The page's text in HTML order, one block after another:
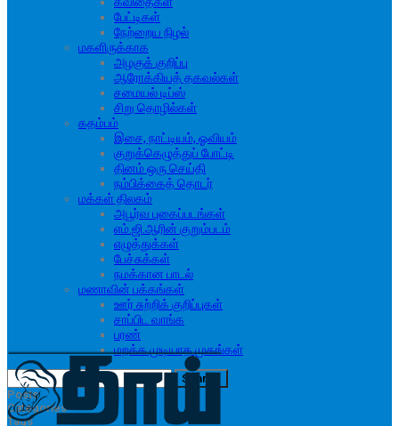
பேட்டிகள்
நேற்றைய நிழல்
மகளிருக்காக
அழகுக் குறிப்பு
ஆரோக்கியத் தகவல்கள்
சமையல் டிப்ஸ்
சிறு தொழில்கள்
கதம்பம்
இசை, நாட்டியம், ஓவியம்
குறுக்கெழுத்துப் போட்டி
தினம் ஒரு செய்தி
நம்பிக்கைத் தொடர்
மக்கள் திலகம்
அபூர்வ புகைப்படங்கள்
எம்.ஜி.ஆரின் குறும்படம்
எழுத்துக்கள்
பேச்சுக்கள்
நமக்கான பாடல்
மணாவின் பக்கங்கள்
ஊர் சுற்றிக் குறிப்புகள்
சாப்பிட வாங்க
பரண்
மறக்க முடியாத முகங்கள்
Posts
Categories
Tags